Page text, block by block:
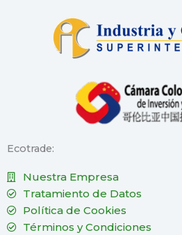
Ecotrade:
Nuestra Empresa
Tratamiento de Datos
Política de Cookies
Términos y Condiciones